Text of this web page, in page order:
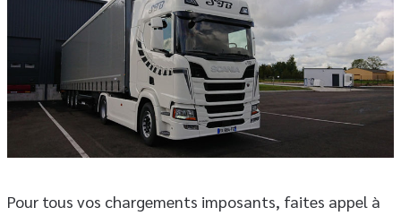
Pour tous vos chargements imposants, faites appel à